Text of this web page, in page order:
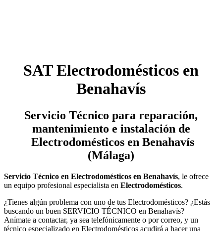
SAT Electrodomésticos en
Benahavís
Servicio Técnico para reparación,
mantenimiento e instalación de
Electrodomésticos en Benahavís
(Málaga)
Servicio Técnico en Electrodomésticos en Benahavís, le ofrece
un equipo profesional especialista en Electrodomésticos.
¿Tienes algún problema con uno de tus Electrodomésticos? ¿Estás
buscando un buen SERVICIO TÉCNICO en Benahavís?
Anímate a contactar, ya sea telefónicamente o por correo, y un
técnico especializado en Electrodomésticos acudirá a hacer una